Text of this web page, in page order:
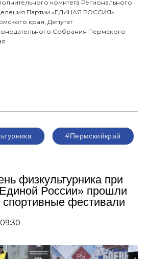
комитета Регионального
Партии «ЕДИНАЯ РОССИЯ»
края, Депутат
Собрания Пермского
#Пермскийкрай
физкультурника при
России» прошли
фестивали
09:30